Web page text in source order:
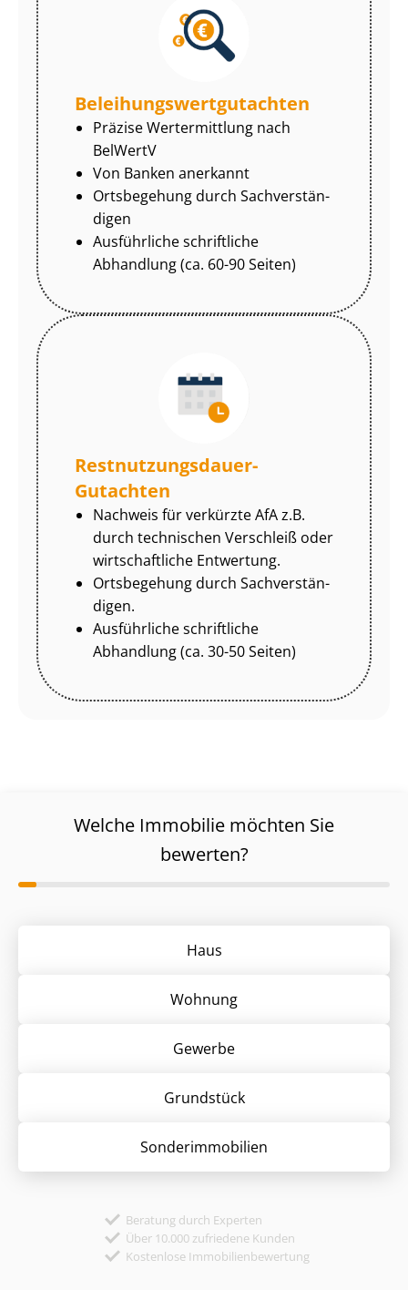
Be­lei­hungs­wert­gut­ach­ten
Präzise Wertermittlung nach
BelWertV
Von Banken anerkannt
Ortsbegehung durch Sach­ver­stän­
di­gen
Ausführliche schriftliche
Abhandlung (ca. 60-90 Seiten)
Rest­nut­zungs­dau­er-
Gutachten
Nachweis für verkürzte AfA z.B.
durch technischen Verschleiß oder
wirtschaftliche Entwertung.
Ortsbegehung durch Sach­ver­stän­
di­gen.
Ausführliche schriftliche
Abhandlung (ca. 30-50 Seiten)
Welche Immobilie möchten Sie
bewerten?
Haus
Wohnung
Gewerbe
Grund­stück
Sonder­immobilien
Beratung durch Experten
Über 10.000 zufriedene Kunden
Kostenlose Immobilienbewertung